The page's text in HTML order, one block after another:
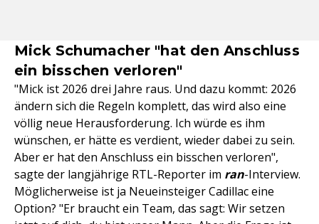
Mick Schumacher "hat den Anschluss
ein bisschen verloren"
"Mick ist 2026 drei Jahre raus. Und dazu kommt: 2026
ändern sich die Regeln komplett, das wird also eine
völlig neue Herausforderung. Ich würde es ihm
wünschen, er hätte es verdient, wieder dabei zu sein.
Aber er hat den Anschluss ein bisschen verloren",
sagte der langjährige RTL-Reporter im ran-Interview.
Möglicherweise ist ja Neueinsteiger Cadillac eine
Option? "Er braucht ein Team, das sagt: Wir setzen